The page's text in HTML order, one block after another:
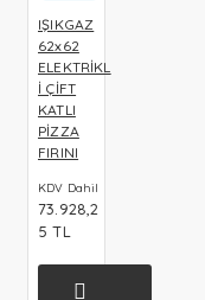
IŞIKGAZ
62x62
ELEKTRİKL
İ ÇİFT
KATLI
PİZZA
FIRINI
KDV Dahil
73.928,2
5 TL